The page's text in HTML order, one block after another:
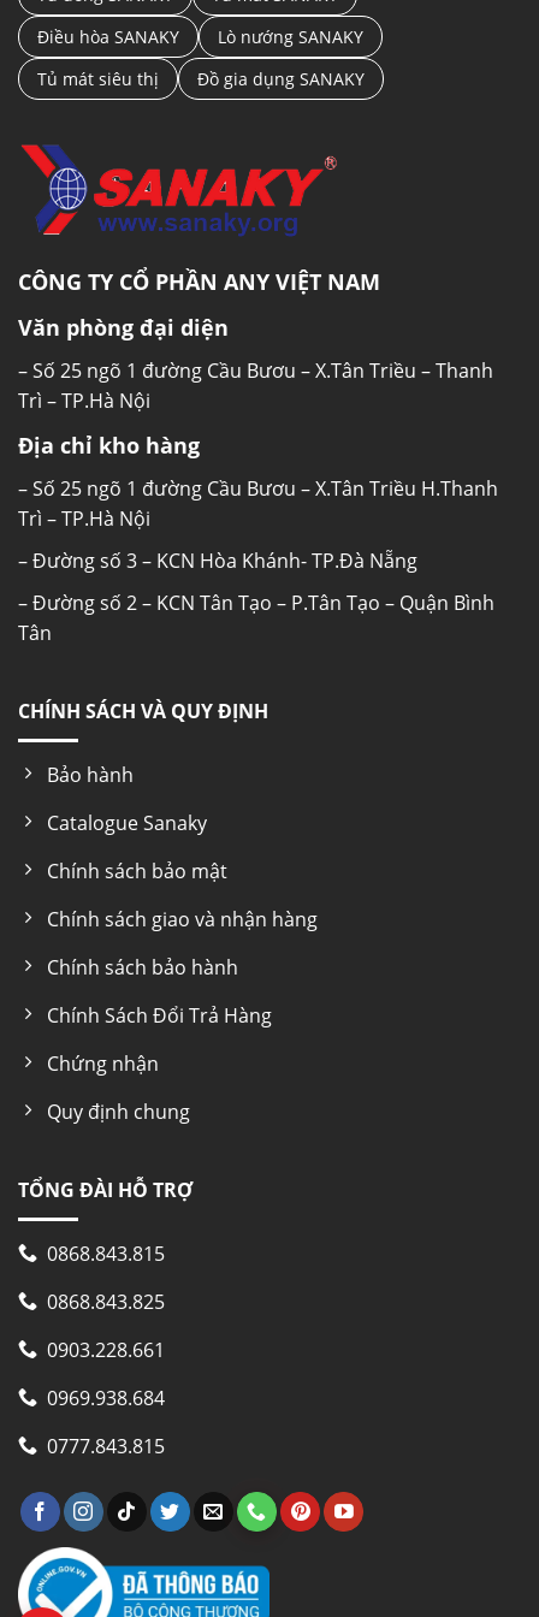
bảo quản bên trong tủ luôn giữ được độ tươi
ngon và chất dinh dưỡng vốn có. Hầu hết các
sản phẩmtủ lạnhcủa Sanaky đều được tích
Sử dụng dung môi làm lạnh R600a
Tủ lạnh Sanaky sử dụng gas R600, là loại ga an
toàn bảo vệ môi trường, phòng tránh được các
tác hại của hơi gas đối với sức khỏe người
dùng.
Bên cạnh đó, gas R600A là loại nguyên liệu
sạch, được sử dụng cho các dòng tủ lạnh cao
kiệm điện hơn so với các loại gas khác.
VH-209HYN
Thương hiệu
Công nghệ làm lạnh
Đa chiều
Chất liệu dàn lạnh lạnh
Nhôm
Màu sắc
Công nghệ tiết kiệm điện
Inverter
Đèn chiếu sáng
Điều hòa SANAKY
Lò nướng SANAKY
Tủ mát siêu thị
Đồ gia dụng SANAKY
CÔNG TY CỔ PHẦN ANY VIỆT NAM
Văn phòng đại diện
– Số 25 ngõ 1 đường Cầu Bươu – X.Tân Triều – Thanh
Trì – TP.Hà Nội
Địa chỉ kho hàng
– Số 25 ngõ 1 đường Cầu Bươu – X.Tân Triều H.Thanh
Trì – TP.Hà Nội
– Đường số 3 – KCN Hòa Khánh- TP.Đà Nẵng
– Đường số 2 – KCN Tân Tạo – P.Tân Tạo – Quận Bình
Tân
CHÍNH SÁCH VÀ QUY ĐỊNH
Bảo hành
Catalogue Sanaky
Chính sách bảo mật
Chính sách giao và nhận hàng
Chính sách bảo hành
Chính Sách Đổi Trả Hàng
Chứng nhận
Quy định chung
TỔNG ĐÀI HỖ TRỢ
0868.843.815
0868.843.825
0903.228.661
0969.938.684
0777.843.815